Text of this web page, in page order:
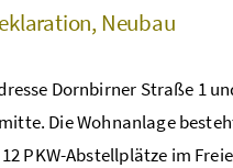
Neubau
Dornbirner Straße 1
Die Wohnanlage
PKW-Abstellplätze im